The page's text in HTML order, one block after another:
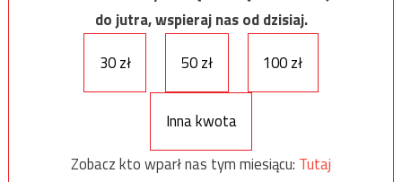
do jutra, wspieraj nas od dzisiaj.
30 zł
50 zł 100 zł
Inna kwota
Zobacz kto wparł nas tym miesiącu: Tutaj